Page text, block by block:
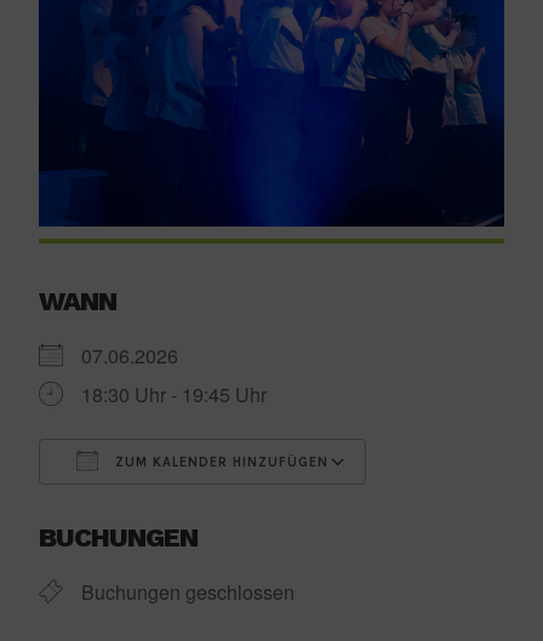
WANN
07.06.2026
18:30 Uhr - 19:45 Uhr
ZUM KALENDER HINZUFÜGEN
BUCHUNGEN
Buchungen geschlossen